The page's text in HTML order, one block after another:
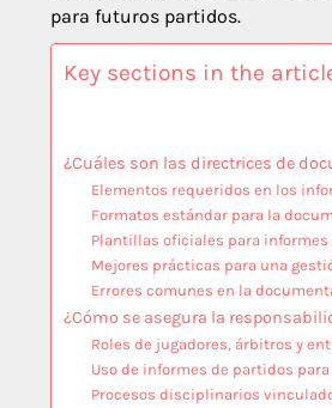
para futuros partidos.
Key sections in the
¿Cuáles son las directrices de
Elementos requeridos en los
Formatos estándar para la
Plantillas oficiales para
Mejores prácticas para una
Errores comunes en la
¿Cómo se asegura la
Roles de jugadores, árbitros y
Uso de informes de partidos
Procesos disciplinarios